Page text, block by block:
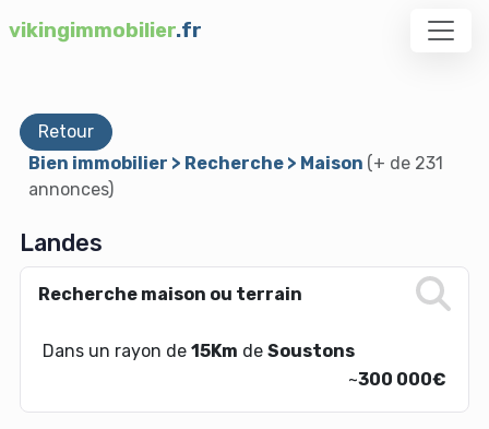
vikingimmobilier.fr
Retour
Bien immobilier > Recherche > Maison (+ de 231
annonces)
Landes
Recherche maison ou terrain
Dans un rayon de 15Km de Soustons
~300 000€